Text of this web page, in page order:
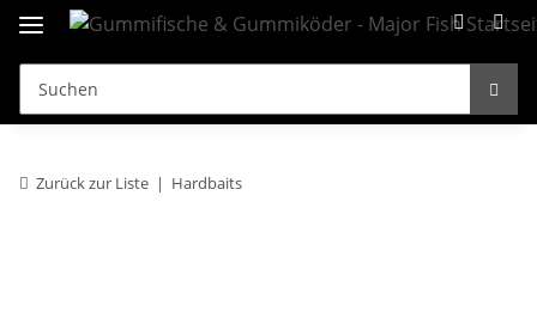
Zurück zur Liste Hardbaits